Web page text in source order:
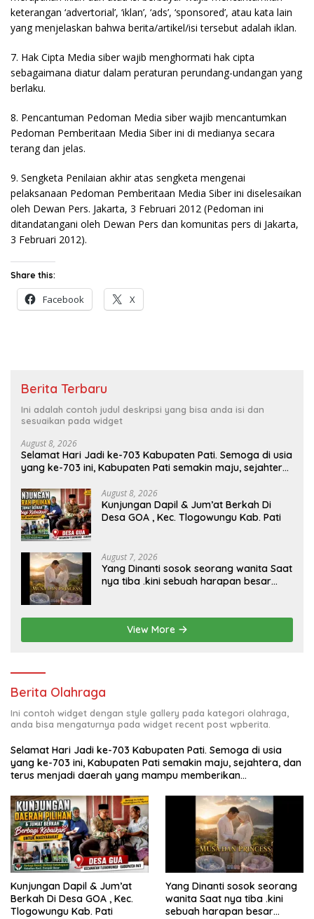
keterangan ‘advertorial’, ‘iklan’, ‘ads’, ‘sponsored’, atau kata lain
yang menjelaskan bahwa berita/artikel/isi tersebut adalah iklan.
7. Hak Cipta Media siber wajib menghormati hak cipta
sebagaimana diatur dalam peraturan perundang-undangan yang
berlaku.
8. Pencantuman Pedoman Media siber wajib mencantumkan
Pedoman Pemberitaan Media Siber ini di medianya secara
terang dan jelas.
9. Sengketa Penilaian akhir atas sengketa mengenai
pelaksanaan Pedoman Pemberitaan Media Siber ini diselesaikan
oleh Dewan Pers. Jakarta, 3 Februari 2012 (Pedoman ini
ditandatangani oleh Dewan Pers dan komunitas pers di Jakarta,
3 Februari 2012).
Share this:
Facebook X
Berita Terbaru
Ini adalah contoh judul deskripsi yang bisa anda isi dan
sesuaikan pada widget
August 8, 2026
Selamat Hari Jadi ke-703 Kabupaten Pati. Semoga di usia
yang ke-703 ini, Kabupaten Pati semakin maju, sejahtera,
kesejahteraan bagi seluruh masyarakatnya. Semoga
sinergi dan kolaborasi yang telah terjalin semakin kuat
demi mewujudkan pembangunan yang berkelanjutan.
Dirgahayu Kabupaten Pati ke-703. Salam sedulur Pati
Selawase. Facebook
August 8, 2026
Kunjungan Dapil & Jum’at Berkah Di
Desa GOA , Kec. Tlogowungu Kab. Pati
August 7, 2026
Yang Dinanti sosok seorang wanita Saat
nya tiba .kini sebuah harapan besar
buah hati yang berjudul Musa & Princes.
View More
Berita Olahraga
Ini contoh widget dengan style gallery pada kategori olahraga,
anda bisa mengaturnya pada widget recent post wpberita.
Selamat Hari Jadi ke-703 Kabupaten Pati. Semoga di usia
yang ke-703 ini, Kabupaten Pati semakin maju, sejahtera, dan
terus menjadi daerah yang mampu memberikan
dan kolaborasi yang telah terjalin semakin kuat demi
mewujudkan pembangunan yang berkelanjutan. Dirgahayu
Kabupaten Pati ke-703. Salam sedulur Pati Selawase.
Facebook
Kunjungan Dapil & Jum’at
Berkah Di Desa GOA , Kec.
Tlogowungu Kab. Pati
Yang Dinanti sosok seorang
wanita Saat nya tiba .kini
sebuah harapan besar